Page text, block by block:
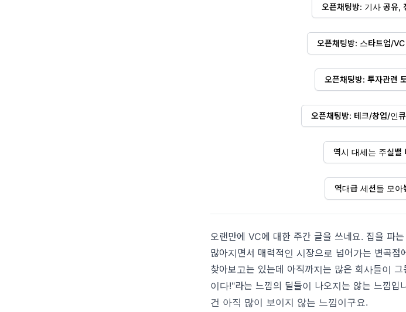
오픈채팅방: 기사 공유,
오픈채팅방: 스타트업/
오픈채팅방: 투자관련
오픈채팅방: 테크/창업/인
역시 대세는 주실밸
역대급 세션들 모아
오랜만에 VC에 대한 주간 글을 쓰네요. 집을 파
많아지면서 매력적인 시장으로 넘어가는 변곡
찾아보고는 있는데 아직까지는 많은 회사들이
이다!"라는 느낌의 딜들이 나오지는 않는 느낌
건 아직 많이 보이지 않는 느낌이구요.